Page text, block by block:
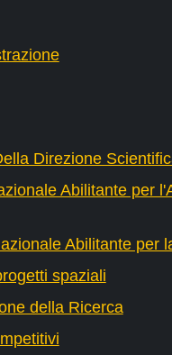
Direzione
Abilitante per
Abilitante per
spaziali
della Ricerca